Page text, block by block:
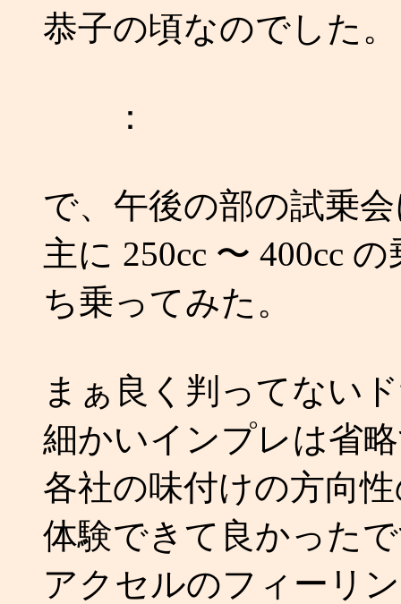
恭子の頃なのでした。
：
で、午後の部の試乗
主に 250cc 〜 400cc
ち乗ってみた。
まぁ良く判ってない
細かいインプレは省
各社の味付けの方向
体験できて良かった
アクセルのフィーリ